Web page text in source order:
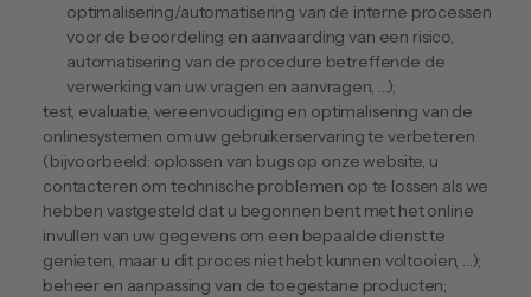
optimalisering/automatisering van de interne processen
voor de beoordeling en aanvaarding van een risico,
automatisering van de procedure betreffende de
verwerking van uw vragen en aanvragen, …);
test, evaluatie, vereenvoudiging en optimalisering van de
onlinesystemen om uw gebruikerservaring te verbeteren
(bijvoorbeeld: oplossen van bugs op onze website, u
contacteren om technische problemen op te lossen als we
hebben vastgesteld dat u begonnen bent met het online
invullen van uw gegevens om een bepaalde dienst te
genieten, maar u dit proces niet hebt kunnen voltooien, …);
beheer en aanpassing van de toegestane producten;